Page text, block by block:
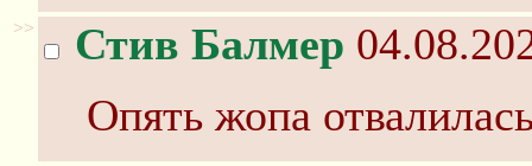
>> Стив Балмер
Опять жопа